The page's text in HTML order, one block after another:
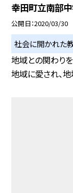
幸田町立南部
公開日 2020/03/30
社会に開かれた
地域との関わり
地域に愛され、